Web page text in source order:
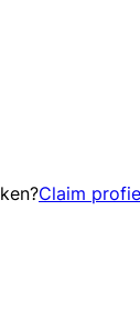
Claim